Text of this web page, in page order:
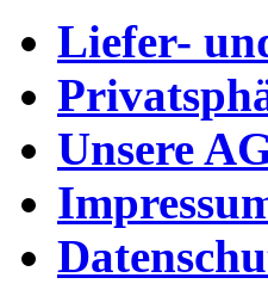
Liefer-
Unsere